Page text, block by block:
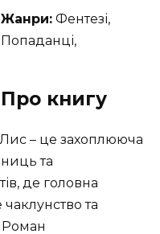
Жанри: Фентезі,
Попаданці,
Про книгу
– це захоплююча
та
де головна
чаклунство та
Роман